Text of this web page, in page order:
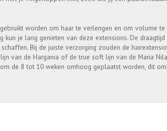
worden om haar te verlengen en om volume te
kun je lang genieten van deze extensions. De
Bij de juiste verzorging zouden de
van de Hargania of de true soft lijn van de Maria
de 8 tot 10 weken omhoog geplaatst worden, dit